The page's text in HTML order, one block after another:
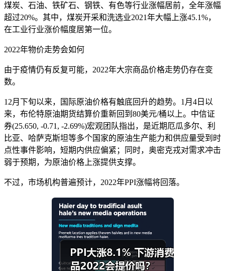
煤炭、石油、铁矿石、钢铁、有色等行业涨幅居前，全年涨幅
超过20%。其中，煤炭开采和洗选业2021年大幅上涨45.1%，
在工业行业涨价幅度居第一位。
2022年物价走势会如何
由于疫情仍有反复可能，2022年大宗商品价格走势仍存在变
数。
12月下旬以来，国际原油价格有触底回升的趋势。1月4日以
来，布伦特原油期货结算价重新回到80美元/桶以上。中信证
券(25.650, -0.71, -2.69%)宏观团队指出，是近期厄瓜多尔、利
比亚、哈萨克斯坦等多个国家的原油生产能力和供应量受到时
点性事件影响，短期内供应偏紧；同时，奥密克戎对需求冲击
弱于预期，为原油价格上涨提供支撑。
不过，市场机构普遍预计，2022年PPI涨幅将回落。